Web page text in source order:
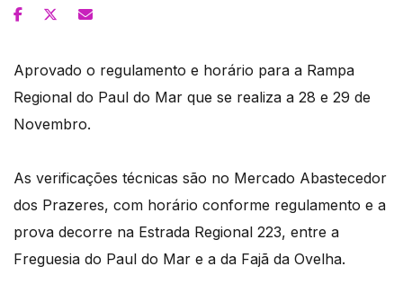
Aprovado o regulamento e horário para a Rampa
Regional do Paul do Mar que se realiza a 28 e 29 de
Novembro.
As verificações técnicas são no Mercado Abastecedor
dos Prazeres, com horário conforme regulamento e a
prova decorre na Estrada Regional 223, entre a
Freguesia do Paul do Mar e a da Fajã da Ovelha.